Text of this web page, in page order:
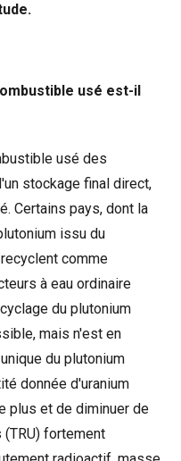
usé est-il
usé des
stockage final direct,
Certains pays, dont la
issu du
comme
à eau ordinaire
du plutonium
mais n'est en
du plutonium
donnée d'uranium
plus et de diminuer de
fortement